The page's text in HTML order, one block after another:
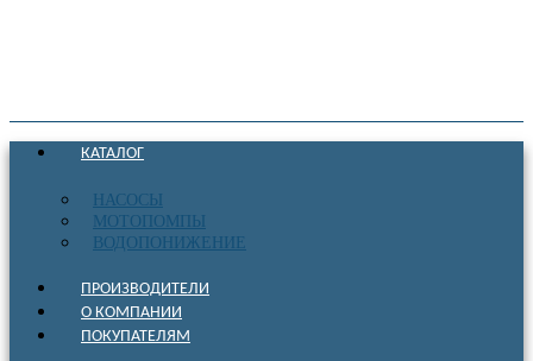
КАТАЛОГ
НАСОСЫ
МОТОПОМПЫ
ВОДОПОНИЖЕНИЕ
ПРОИЗВОДИТЕЛИ
О КОМПАНИИ
ПОКУПАТЕЛЯМ